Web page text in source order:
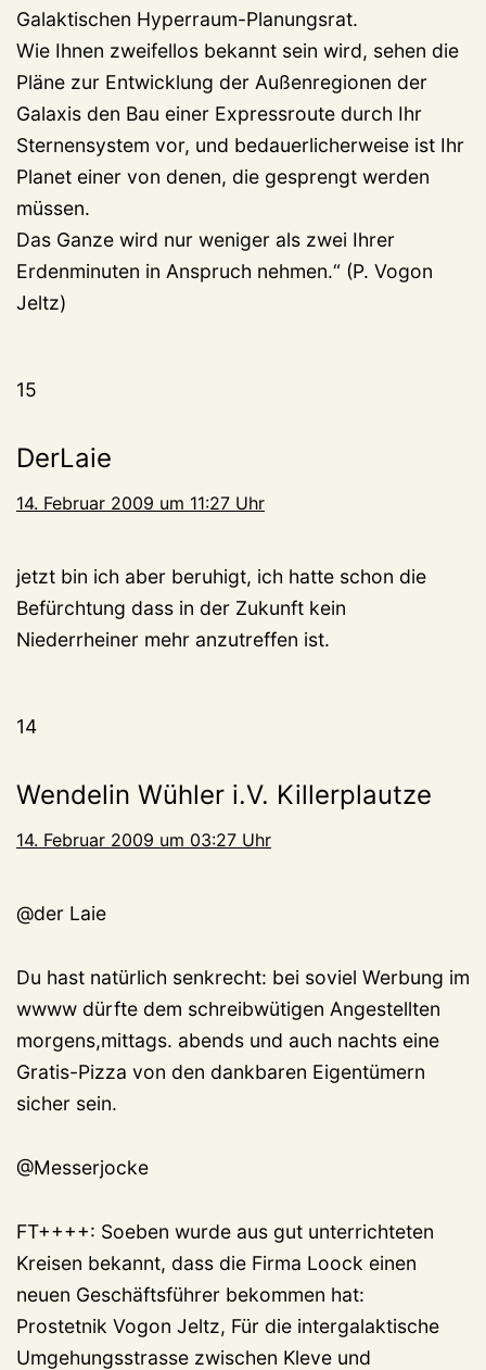
Galaktischen Hyperraum-Planungsrat.
Wie Ihnen zweifellos bekannt sein wird, sehen die
Pläne zur Entwicklung der Außenregionen der
Galaxis den Bau einer Expressroute durch Ihr
Sternensystem vor, und bedauerlicherweise ist Ihr
Planet einer von denen, die gesprengt werden
müssen.
Das Ganze wird nur weniger als zwei Ihrer
Erdenminuten in Anspruch nehmen.“ (P. Vogon
Jeltz)
15
DerLaie
14. Februar 2009 um 11:27 Uhr
jetzt bin ich aber beruhigt, ich hatte schon die
Befürchtung dass in der Zukunft kein
Niederrheiner mehr anzutreffen ist.
14
Wendelin Wühler i.V. Killerplautze
14. Februar 2009 um 03:27 Uhr
@der Laie
Du hast natürlich senkrecht: bei soviel Werbung im
wwww dürfte dem schreibwütigen Angestellten
morgens,mittags. abends und auch nachts eine
Gratis-Pizza von den dankbaren Eigentümern
sicher sein.
@Messerjocke
FT++++: Soeben wurde aus gut unterrichteten
Kreisen bekannt, dass die Firma Loock einen
neuen Geschäftsführer bekommen hat:
Prostetnik Vogon Jeltz, Für die intergalaktische
Umgehungsstrasse zwischen Kleve und